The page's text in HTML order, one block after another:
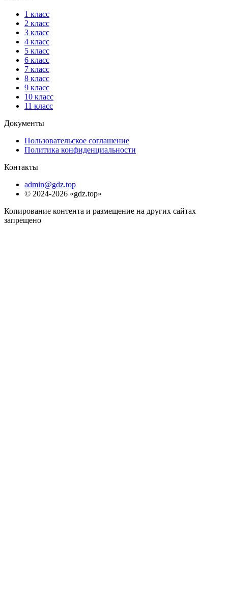
1 класс
2 класс
3 класс
4 класс
5 класс
6 класс
7 класс
8 класс
9 класс
10 класс
11 класс
Документы
Пользовательское соглашение
Политика конфиденциальности
Контакты
admin@gdz.top
© 2024-2026 «gdz.top»
Копирование контента и размещение на других сайтах
запрещено